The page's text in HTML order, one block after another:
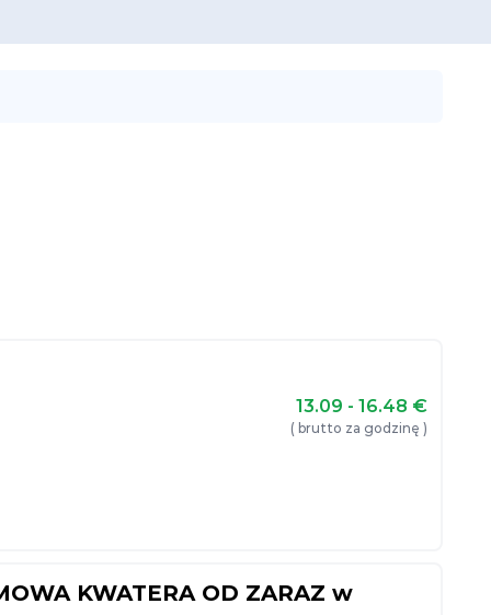
13.09 - 16.48 €
( brutto za godzinę )
KWATERA OD ZARAZ w